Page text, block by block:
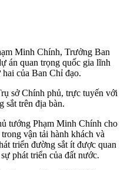
Minh Chính, Trưởng Ban
án quan trọng quốc gia lĩnh
của Ban Chỉ đạo.
sở Chính phủ, trực tuyến với
sắt trên địa bàn.
tướng Phạm Minh Chính cho
vận tải hành khách và
triển đường sắt ít được quan
phát triển của đất nước.